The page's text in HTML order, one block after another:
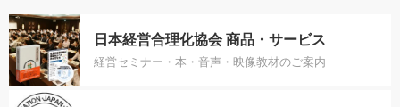
日本経営合理化協会 商品・サービス
経営セミナー・本・音声・映像教材のご案内